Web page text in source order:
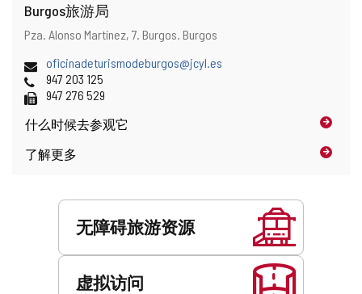
Burgos旅游局
地
邮
地
址
Pza. Alonso Martínez, 7. Burgos. Burgos
电
子
邮
件
地
oficinadeturismodeburgos@jcyl.es
电
话
947 203 125
传
真
947 276 529
什么时候去参观它
了解更多
无障碍旅游资源
虚拟访问